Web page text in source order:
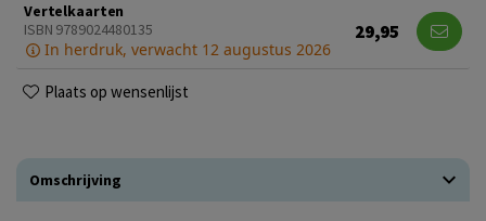
Vertelkaarten
ISBN 9789024480135
In herdruk, verwacht 12 augustus 2026
29,95
Plaats op wensenlijst
Omschrijving